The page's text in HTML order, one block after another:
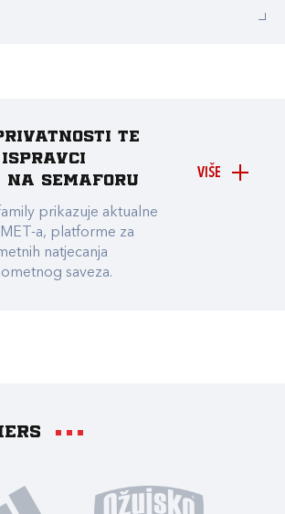
VIŠE
te
na Semaforu
prikazuje aktualne
a, platforme za
natjecanja
saveza.